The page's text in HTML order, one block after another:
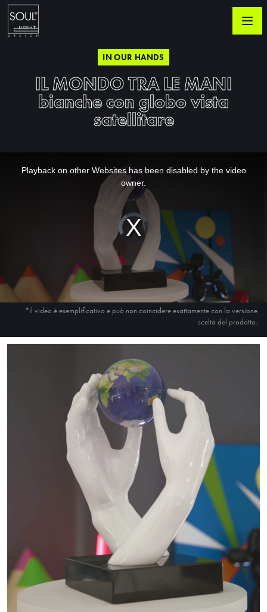
IN OUR HANDS
IL MONDO TRA LE MANI
bianche con globo vista
satellitare
Video
Player
is
loading.
Playback on other Websites has been disabled by the video
owner.
*il video è esemplificativo e può non coincidere esattamente con la versione
scelta del prodotto.